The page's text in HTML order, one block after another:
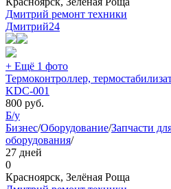
Дмитрий ремонт техники
Дмитрий24
+ Ещё 1 фото
Термоконтроллер,
KDC-001
800 руб.
Б/у
Бизнес/Оборудование/Запчасти
оборудования/
27 дней
0
Красноярск, Зелёная Роща